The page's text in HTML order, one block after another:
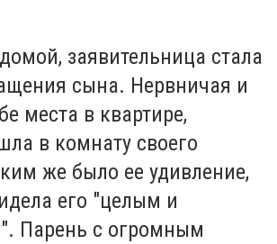
заявительница стала
сына. Нервничая и
места в квартире,
в комнату своего
же было ее удивление,
его "целым и
Парень с огромным